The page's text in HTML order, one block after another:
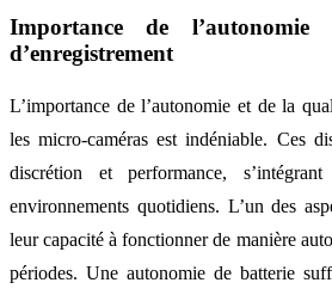
Importance de
d’enregistrement
L’importance de l’autonomie et de la
les micro-caméras est indéniable. Ces
discrétion et performance,
environnements quotidiens. L’un des
leur capacité à fonctionner de manière
périodes. Une autonomie de batterie